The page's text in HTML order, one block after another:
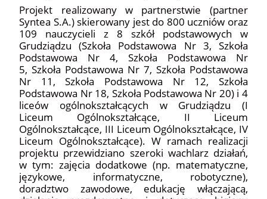
Projekt realizowany w partnerstwie (partner
Syntea S.A.) skierowany jest do 800 uczniów oraz
109 nauczycieli z 8 szkół podstawowych w
Grudziądzu (Szkoła Podstawowa Nr 3, Szkoła
Podstawowa Nr 4, Szkoła Podstawowa Nr
5, Szkoła Podstawowa Nr 7, Szkoła Podstawowa
Nr 11, Szkoła Podstawowa Nr 12, Szkoła
Podstawowa Nr 18, Szkoła Podstawowa Nr 20) i 4
liceów ogólnokształcących w Grudziądzu (I
Liceum Ogólnokształcące, II Liceum
Ogólnokształcące, III Liceum Ogólnokształcące, IV
Liceum Ogólnokształcące). W ramach realizacji
projektu przewidziano szeroki wachlarz działań,
w tym: zajęcia dodatkowe (np. matematyczne,
językowe, informatyczne, robotyczne),
doradztwo zawodowe, edukację włączającą,